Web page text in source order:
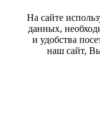
На сайте
данных,
и удобства
наш сайт,